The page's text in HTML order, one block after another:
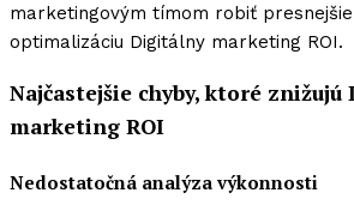
marketingovým tímom robiť
optimalizáciu Digitálny marketing ROI.
Najčastejšie chyby, ktoré
marketing ROI
Nedostatočná analýza výkonnosti